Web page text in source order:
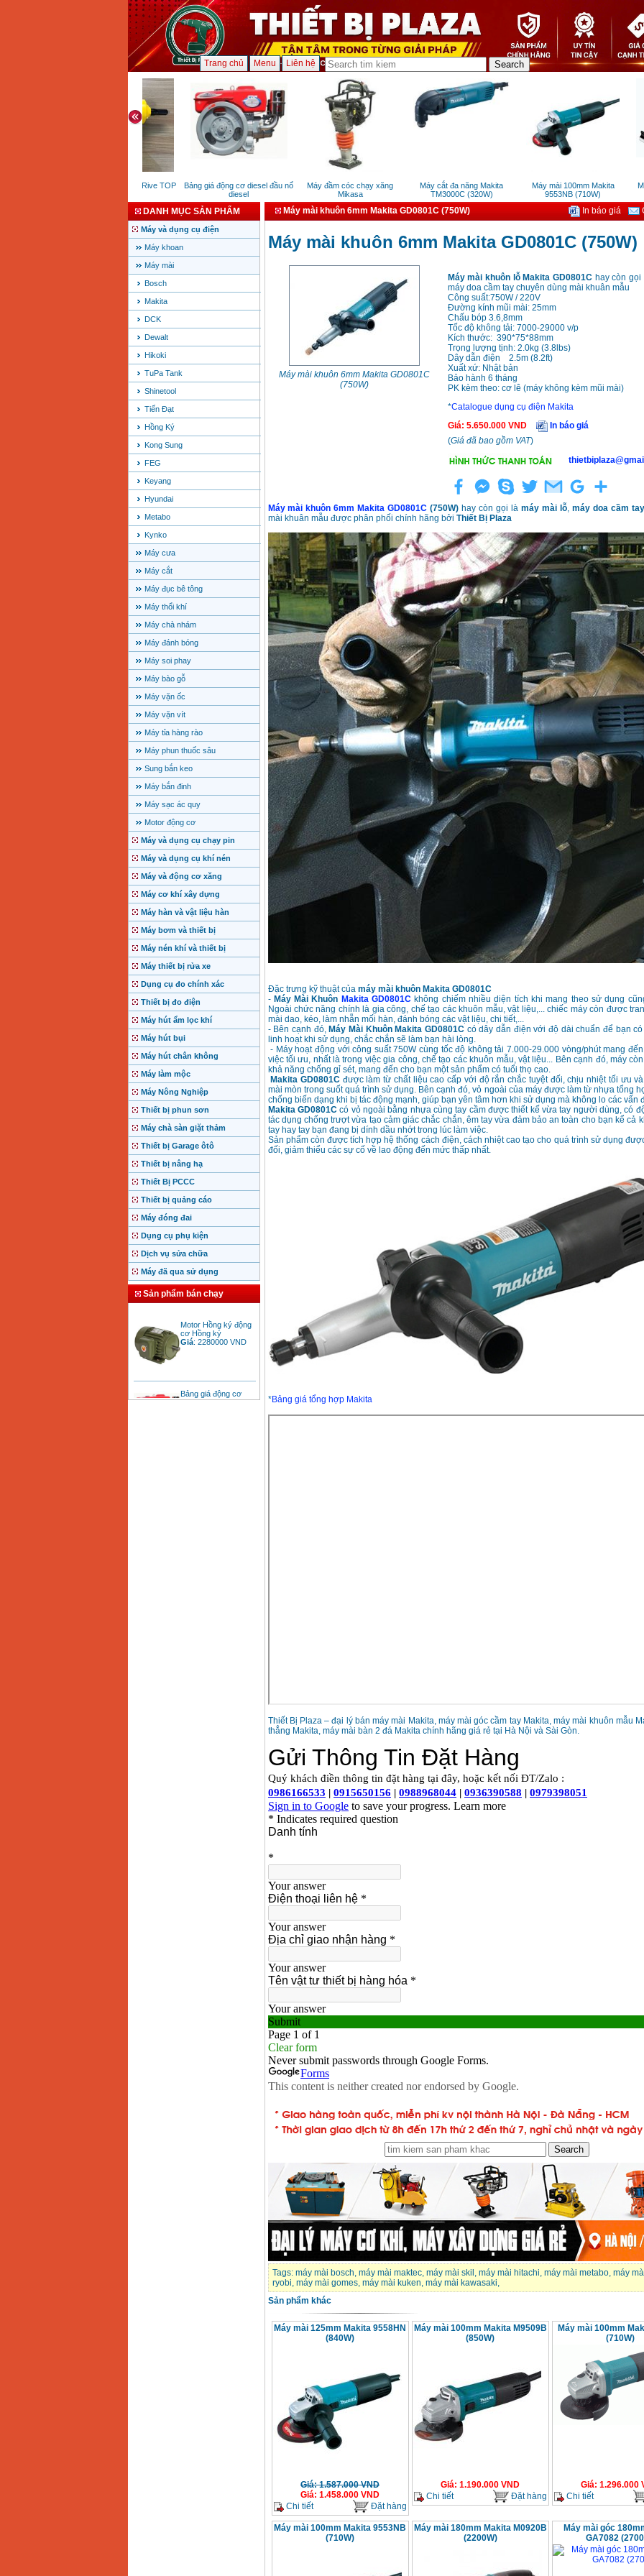
Trang chủ Menu Liên hệ
Súng bắn đinh rút Rive TOP
Bảng giá động cơ diesel đầu nổ
diesel
Máy đầm cóc chạy xăng
Mikasa
Máy cắt đa năng Makita
TM3000C (320W)
Máy mài 100mm Makita
9553NB (710W)
DANH MỤC SẢN PHẨM
Máy và dụng cụ điện
Máy khoan
Máy mài
Bosch
Makita
DCK
Dewalt
Hikoki
TuPa Tank
Shinetool
Tiến Đạt
Hồng Ký
Kong Sung
FEG
Keyang
Hyundai
Metabo
Kynko
Máy cưa
Máy cắt
Máy đục bê tông
Máy thổi khí
Máy chà nhám
Máy đánh bóng
Máy soi phay
Máy bào gỗ
Máy vặn ốc
Máy vặn vít
Máy tỉa hàng rào
Máy phun thuốc sâu
Sung bắn keo
Máy bắn đinh
Máy sạc ác quy
Motor động cơ
Máy và dụng cụ chạy pin
Máy và dụng cụ khí nén
Máy và động cơ xăng
Máy cơ khí xây dựng
Máy hàn và vật liệu hàn
Máy bơm và thiết bị
Máy nén khí và thiết bị
Máy thiết bị rửa xe
Dụng cụ đo chính xác
Thiết bị đo điện
Máy hút ẩm lọc khí
Máy hút bụi
Máy hút chân không
Máy làm mộc
Máy Nông Nghiệp
Thiết bị phun sơn
Máy chà sàn giặt thảm
Thiết bị Garage ôtô
Thiết bị nâng hạ
Thiết Bị PCCC
Thiết bị quảng cáo
Máy đóng đai
Dụng cụ phụ kiện
Dịch vụ sửa chữa
Máy đã qua sử dụng
Sản phẩm bán chạy
cơ Hồng ký
Giá:2280000 VND
Bảng giá động cơ
diesel đầu nổ diesel
Giá:6500000VND
Máy mài khuôn 6mm Makita GD0801C (750W) In báo giá
Máy mài khuôn 6mm Makita GD0801C (750W)
Máy mài khuôn 6mm Makita GD0801C
(750W)
Máy mài khuôn lỗ Makita GD0801C hay còn gọi
máy doa cầm tay chuyên dùng mài khuân mẫu
Công suất:750W / 220V
Đường kính mũi mài: 25mm
Chấu bóp 3.6,8mm
Tốc độ không tải: 7000-29000 v/p
Kích thước: 390*75*88mm
Trọng lượng tịnh: 2.0kg (3.8lbs)
Dây dẫn điện 2.5m (8.2ft)
Xuất xứ: Nhật bản
Bảo hành 6 tháng
PK kèm theo: cơ lê (máy không kèm mũi mài)
*Catalogue dụng cụ điện Makita
Giá: 5.650.000VND
In báo giá
(Giá đã bao gồm VAT)
Máy mài khuôn 6mm Makita GD0801C (750W) hay còn gọi là máy mài lỗ, máy doa cầm tay
mài khuân mẫu được phân phối chính hãng bởi Thiết Bị Plaza
Đặc trưng kỹ thuật của máy mài khuôn Makita GD0801C
- Máy Mài Khuôn Makita GD0801C không chiếm nhiều diện tích khi mang theo sử dụng
Ngoài chức năng chính là gia công, chế tạo các khuôn mẫu, vật liệu,... chiếc máy còn được
mài dao, kéo, làm nhẵn mối hàn, đánh bóng các vật liệu, chi tiết,...
- Bên cạnh đó, Máy Mài Khuôn Makita GD0801Ccó dây dẫn điện với độ dài chuẩn để bạn
linh hoạt khi sử dụng, chắc chắn sẽ làm bạn hài lòng.
- Máy hoạt động với công suất 750W cùng tốc độ không tải 7.000-29.000 vòng/phút mang
việc tối ưu, nhất là trong việc gia công, chế tạo các khuôn mẫu, vật liệu... Bên cạnh đó, máy
khả năng chống gỉ sét, mang đến cho bạn một sản phẩm có tuổi thọ cao.
Makita GD0801Cđược làm từ chất liệu cao cấp với độ rắn chắc tuyệt đối, chịu nhiệt tối ưu
mài mòn trong suốt quá trình sử dụng. Bên cạnh đó, vỏ ngoài của máy được làm từ nhựa tổng
chống biến dạng khi bị tác động mạnh, giúp bạn yên tâm hơn khi sử dụng mà không lo các vấn
Makita GD0801Ccó vỏ ngoài bằng nhựa cùng tay cầm được thiết kế vừa tay người dùng, có
tác dụng chống trượt vừa tạo cảm giác chắc chắn, êm tay vừa đảm bảo an toàn cho bạn kể cả
tay hay tay bạn đang bị dính dầu nhớt trong lúc làm việc.
Sản phẩm còn được tích hợp hệ thống cách điện, cách nhiệt cao tạo cho quá trình sử dụng
đối, giảm thiểu các sự cố về lao động đến mức thấp nhất.
*Bảng giá tổng hợp Makita
Thiết Bị Plaza – đại lý bán máy mài Makita, máy mài góc cầm tay Makita, máy mài khuôn mẫu
thẳng Makita, máy mài bàn 2 đá Makita chính hãng giá rẻ tại Hà Nội và Sài Gòn.
Tags: máy mài bosch, máy mài maktec, máy mài skil , máy mài hitachi, máy mài metabo, máy
ryobi, máy mài gomes, máy mài kuken, máy mài kawasaki,
Sản phẩm khác
Máy mài 125mm Makita 9558HN
(840W)
Giá:1.587.000VND
Giá: 1.458.000 VND
Chi tiết
Đặt hàng
Máy mài 100mm Makita M9509B
(850W)
Giá: 1.190.000 VND
Chi tiết
Đặt hàng
Máy mài 100mm
(710W)
Giá: 1.296.000
Chi tiết
Máy mài 100mm Makita 9553NB
(710W)
Máy mài 180mm Makita M0920B
(2200W)
Máy mài góc
GA7082